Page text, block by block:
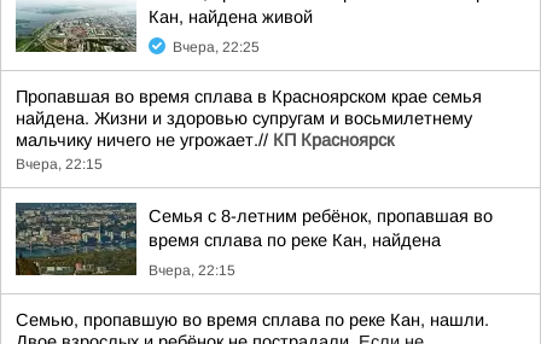
Кан, найдена живой
Вчера, 22:25
Пропавшая во время сплава в Красноярском крае семья
найдена. Жизни и здоровью супругам и восьмилетнему
мальчику ничего не угрожает.// КП Красноярск
Вчера, 22:15
Семья с 8-летним ребёнок, пропавшая во
время сплава по реке Кан, найдена
Вчера, 22:15
Семью, пропавшую во время сплава по реке Кан, нашли.